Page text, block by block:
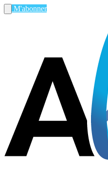
M'abonner